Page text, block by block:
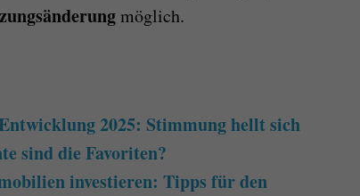
möglich.
2025: Stimmung hellt sich
sind die Favoriten?
investieren: Tipps für den